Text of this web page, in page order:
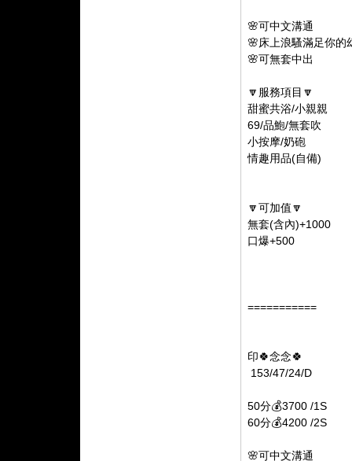
🌸可中文溝通
🌸床上浪騷滿足你的
🌸可無套中出
🔽服務項目🔽
甜蜜共浴/小親親
69/品鮑/無套吹
小按摩/奶砲
情趣用品(自備)
🔽可加值🔽
無套(含內)+1000
口爆+500
===========
印🍀念念🍀
153/47/24/D
50分💰3700 /1S
60分💰4200 /2S
🌸可中文溝通